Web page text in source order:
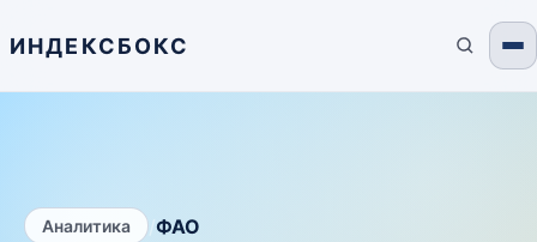
ИНДЕКСБОКС
Аналитика ФАО